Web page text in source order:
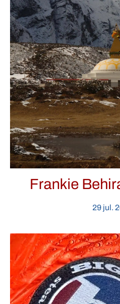
Frankie
29 jul.